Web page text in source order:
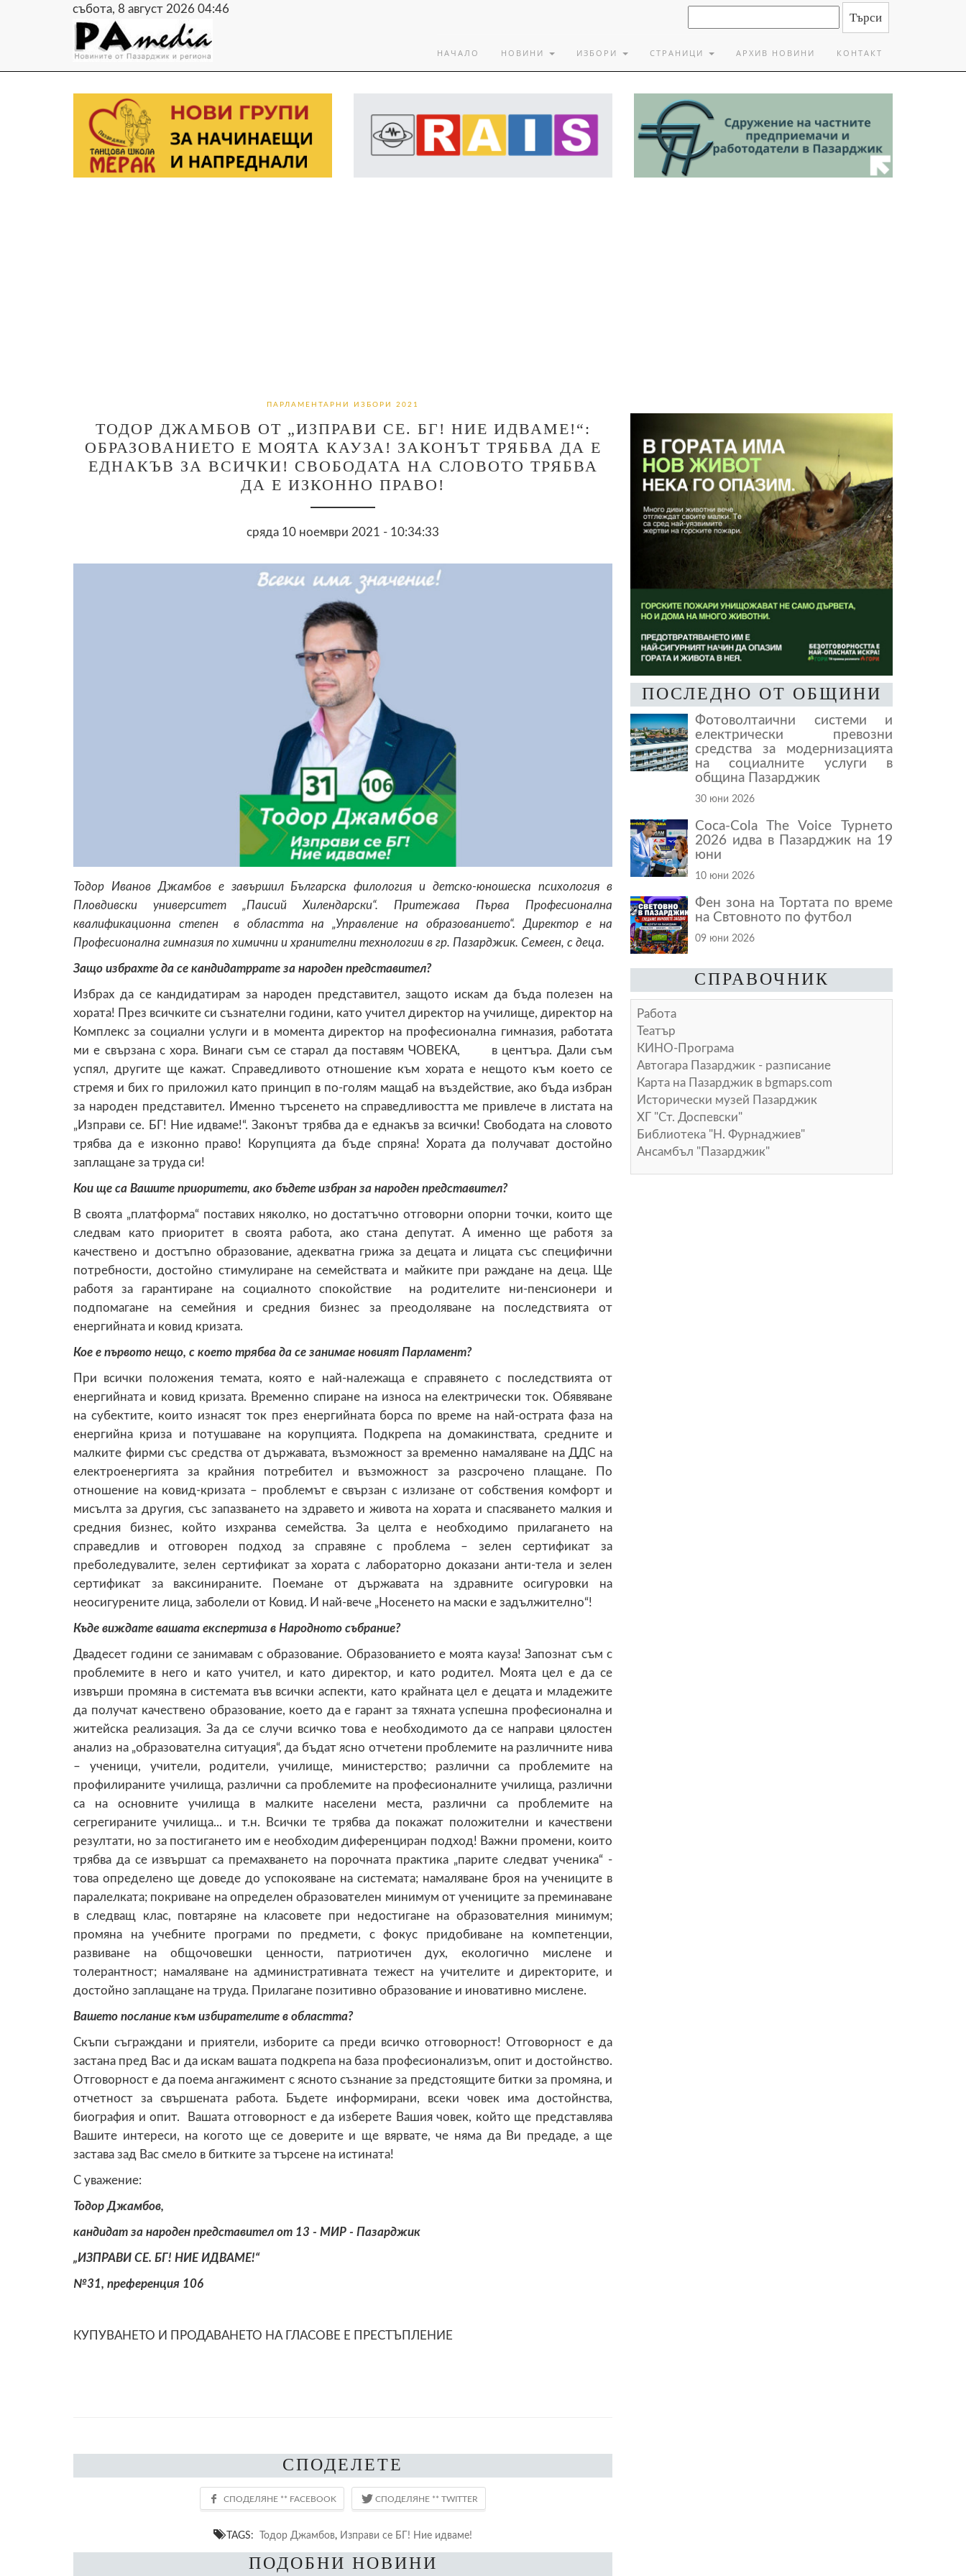
събота, 8 август 2026 04:46
НАЧАЛО НОВИНИ ИЗБОРИ СТРАНИЦИ АРХИВ НОВИНИ КОНТАКТ
ПАРЛАМЕНТАРНИ ИЗБОРИ 2021
ТОДОР ДЖАМБОВ ОТ „ИЗПРАВИ СЕ. БГ! НИЕ ИДВАМЕ!“:
ОБРАЗОВАНИЕТО Е МОЯТА КАУЗА! ЗАКОНЪТ ТРЯБВА ДА Е
ЕДНАКЪВ ЗА ВСИЧКИ! СВОБОДАТА НА СЛОВОТО ТРЯБВА
ДА Е ИЗКОННО ПРАВО!
сряда 10 ноември 2021 - 10:34:33
Тодор Иванов Джамбов е завършил Българска филология и детско-юношеска психология в
Пловдивски университет „Паисий Хилендарски“. Притежава Първа Професионална
квалификационна степен в областта на „Управление на образованието“. Директор е на
Професионална гимназия по химични и хранителни технологии в гр. Пазарджик. Семеен, с деца.
Защо избрахте да се кандидатррате за народен представител?
Избрах да се кандидатирам за народен представител, защото искам да бъда полезен на
хората! През всичките си съзнателни години, като учител директор на училище, директор на
Комплекс за социални услуги и в момента директор на професионална гимназия, работата
ми е свързана с хора. Винаги съм се старал да поставям ЧОВЕКА, в центъра. Дали съм
успял, другите ще кажат. Справедливото отношение към хората е нещото към което се
стремя и бих го приложил като принцип в по-голям мащаб на въздействие, ако бъда избран
за народен представител. Именно търсенето на справедливостта ме привлече в листата на
„Изправи се. БГ! Ние идваме!“. Законът трябва да е еднакъв за всички! Свободата на словото
трябва да е изконно право! Корупцията да бъде спряна! Хората да получават достойно
заплащане за труда си!
Кои ще са Вашите приоритети, ако бъдете избран за народен представител?
В своята „платформа“ поставих няколко, но достатъчно отговорни опорни точки, които ще
следвам като приоритет в своята работа, ако стана депутат. А именно ще работя за
качествено и достъпно образование, адекватна грижа за децата и лицата със специфични
потребности, достойно стимулиране на семействата и майките при раждане на деца. Ще
работя за гарантиране на социалното спокойствие на родителите ни-пенсионери и
подпомагане на семейния и средния бизнес за преодоляване на последствията от
енергийната и ковид кризата.
Кое е първото нещо, с което трябва да се занимае новият Парламент?
При всички положения темата, която е най-належаща е справянето с последствията от
енергийната и ковид кризата. Временно спиране на износа на електрически ток. Обявяване
на субектите, които изнасят ток през енергийната борса по време на най-острата фаза на
енергийна криза и потушаване на корупцията. Подкрепа на домакинствата, средните и
малките фирми със средства от държавата, възможност за временно намаляване на ДДС на
електроенергията за крайния потребител и възможност за разсрочено плащане. По
отношение на ковид-кризата – проблемът е свързан с излизане от собствения комфорт и
мисълта за другия, със запазването на здравето и живота на хората и спасяването малкия и
средния бизнес, който изхранва семейства. За целта е необходимо прилагането на
справедлив и отговорен подход за справяне с проблема – зелен сертификат за
преболедувалите, зелен сертификат за хората с лабораторно доказани анти-тела и зелен
сертификат за ваксинираните. Поемане от държавата на здравните осигуровки на
неосигурените лица, заболели от Ковид. И най-вече „Носенето на маски е задължително“!
Къде виждате вашата експертиза в Народното събрание?
Двадесет години се занимавам с образование. Образованието е моята кауза! Запознат съм с
проблемите в него и като учител, и като директор, и като родител. Моята цел е да се
извърши промяна в системата във всички аспекти, като крайната цел е децата и младежите
да получат качествено образование, което да е гарант за тяхната успешна професионална и
житейска реализация. За да се случи всичко това е необходимото да се направи цялостен
анализ на „образователна ситуация“, да бъдат ясно отчетени проблемите на различните нива
– ученици, учители, родители, училище, министерство; различни са проблемите на
профилираните училища, различни са проблемите на професионалните училища, различни
са на основните училища в малките населени места, различни са проблемите на
сегрегираните училища... и т.н. Всички те трябва да покажат положителни и качествени
резултати, но за постигането им е необходим диференциран подход! Важни промени, които
трябва да се извършат са премахването на порочната практика „парите следват ученика“ -
това определено ще доведе до успокояване на системата; намаляване броя на учениците в
паралелката; покриване на определен образователен минимум от учениците за преминаване
в следващ клас, повтаряне на класовете при недостигане на образователния минимум;
промяна на учебните програми по предмети, с фокус придобиване на компетенции,
развиване на общочовешки ценности, патриотичен дух, екологично мислене и
толерантност; намаляване на административната тежест на учителите и директорите, и
достойно заплащане на труда. Прилагане позитивно образование и иновативно мислене.
Вашето послание към избирателите в областта?
Скъпи съграждани и приятели, изборите са преди всичко отговорност! Отговорност е да
застана пред Вас и да искам вашата подкрепа на база професионализъм, опит и достойнство.
Отговорност е да поема ангажимент с ясното съзнание за предстоящите битки за промяна, и
отчетност за свършената работа. Бъдете информирани, всеки човек има достойнства,
биография и опит. Вашата отговорност е да изберете Вашия човек, който ще представлява
Вашите интереси, на когото ще се доверите и ще вярвате, че няма да Ви предаде, a ще
застава зад Вас смело в битките за търсене на истината!
С уважение:
Тодор Джамбов,
кандидат за народен представител от 13 - МИР - Пазарджик
„ИЗПРАВИ СЕ. БГ! НИЕ ИДВАМЕ!“
№31, преференция 106
КУПУВАНЕТО И ПРОДАВАНЕТО НА ГЛАСОВЕ Е ПРЕСТЪПЛЕНИЕ
СПОДЕЛЕТЕ
TAGS: Тодор Джамбов, Изправи се БГ! Ние идваме!
ПОДОБНИ НОВИНИ
ПОСЛЕДНО ОТ ОБЩИНИ
Фотоволтаични системи и
електрически превозни
средства за модернизацията
на социалните услуги в
община Пазарджик
30 юни 2026
Coca-Cola The Voice Турнето
2026 идва в Пазарджик на 19
юни
10 юни 2026
Фен зона на Тортата по време
на Свтовното по футбол
09 юни 2026
СПРАВОЧНИК
Работа
Театър
КИНО-Програма
Автогара Пазарджик - разписание
Карта на Пазарджик в bgmaps.com
Исторически музей Пазарджик
ХГ "Ст. Доспевски"
Библиотека "Н. Фурнаджиев"
Ансамбъл "Пазарджик"